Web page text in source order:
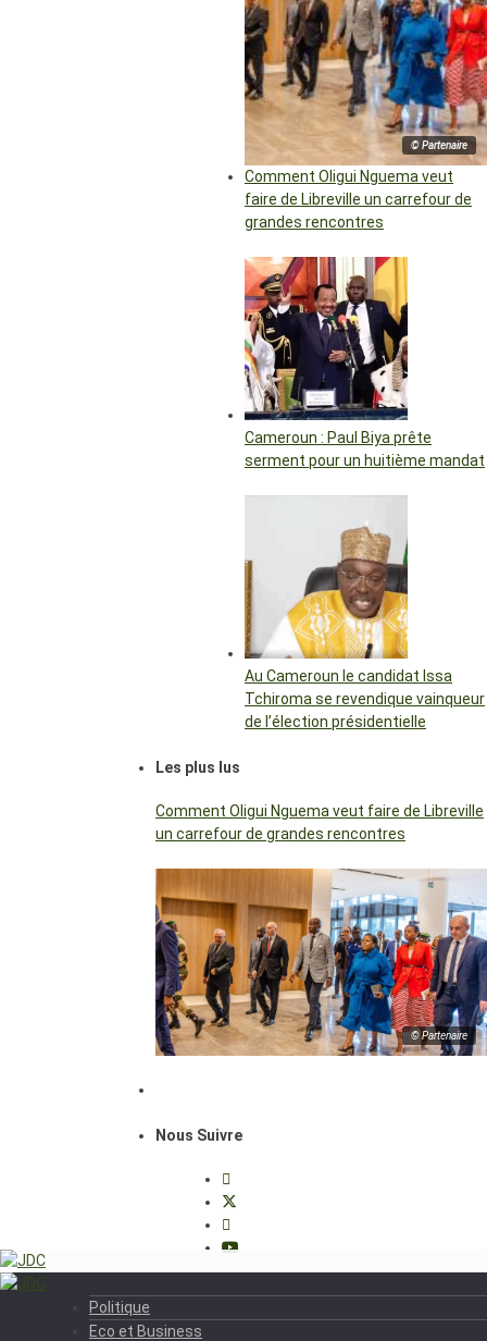
© Partenaire
Comment Oligui Nguema veut
faire de Libreville un carrefour de
grandes rencontres
Cameroun : Paul Biya prête
serment pour un huitième mandat
Au Cameroun le candidat Issa
Tchiroma se revendique vainqueur
de l’élection présidentielle
Les plus lus
Comment Oligui Nguema veut faire de Libreville
un carrefour de grandes rencontres
© Partenaire
Nous Suivre
Politique
Eco et Business